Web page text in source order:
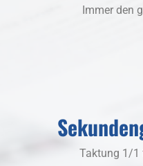
Immer den
Taktung 1/1